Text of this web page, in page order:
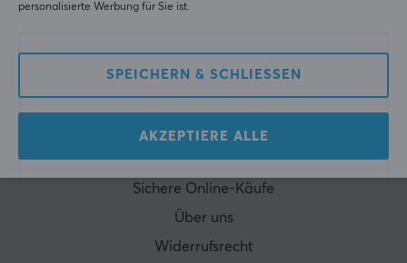
MAXGAMING
Cookies
Datenschutzrichtlinie
Impressum
Sichere Online-Käufe
Über uns
Widerrufsrecht
personalisierte Werbung für Sie ist.
SPEICHERN & SCHLIESSEN
AKZEPTIERE ALLE